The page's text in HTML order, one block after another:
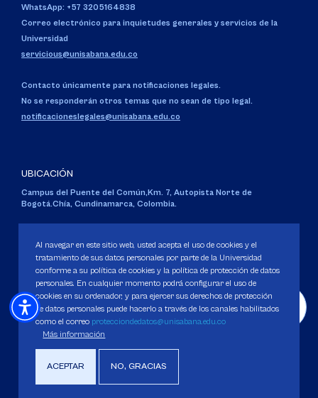
WhatsApp: +57 3205164838
Correo electrónico para inquietudes generales y servicios de la
Universidad
servicious@unisabana.edu.co
Contacto únicamente para notificaciones legales.
No se responderán otros temas que no sean de tipo legal.
notificacioneslegales@unisabana.edu.co
UBICACIÓN
Campus del Puente del Común,Km. 7, Autopista Norte de
Bogotá.Chía, Cundinamarca, Colombia.
Personería Jurídica:Resolución 130 del 14 de enero de 1980.
Ministerio de Educación Nacional.
Política de Protección de datos
Derechos Pecuniarios
Al navegar en este sitio web, usted acepta el uso de cookies y el
tratamiento de sus datos personales por parte de la Universidad
conforme a su política de cookies y la política de protección de datos
personales. En cualquier momento podrá configurar el uso de
cookies en su ordenador, y para ejercer sus derechos de protección
de datos personales puede hacerlo a través de los canales habilitados
como el correo protecciondedatos@unisabana.edu.co
Más información
ACEPTAR NO, GRACIAS